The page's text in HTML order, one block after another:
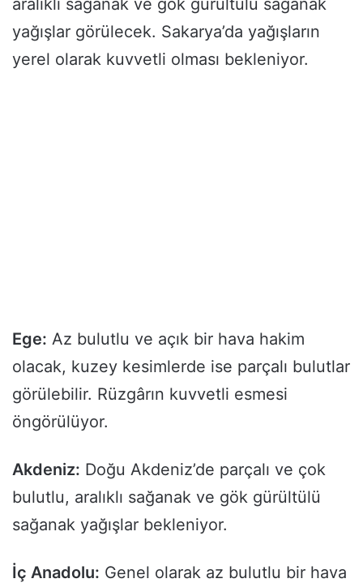
yağışlar görülecek. Sakarya’da yağışların
yerel olarak kuvvetli olması bekleniyor.
Ege: Az bulutlu ve açık bir hava hakim
olacak, kuzey kesimlerde ise parçalı bulutlar
görülebilir. Rüzgârın kuvvetli esmesi
öngörülüyor.
Akdeniz: Doğu Akdeniz’de parçalı ve çok
bulutlu, aralıklı sağanak ve gök gürültülü
sağanak yağışlar bekleniyor.
İç Anadolu: Genel olarak az bulutlu bir hava